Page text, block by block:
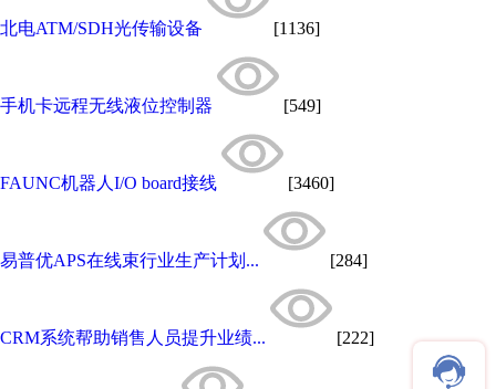
北电ATM/SDH光传输设备 [1136]
手机卡远程无线液位控制器 [549]
FAUNC机器人I/O board接线 [3460]
易普优APS在线束行业生产计划... [284]
CRM系统帮助销售人员提升业绩... [222]